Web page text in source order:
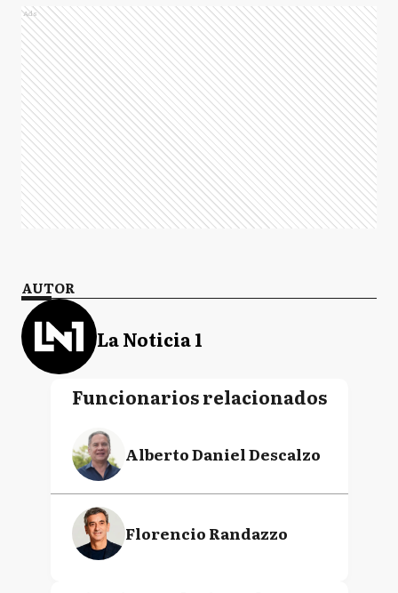
Ads
AUTOR
La Noticia 1
Funcionarios relacionados
Alberto Daniel Descalzo
Florencio Randazzo